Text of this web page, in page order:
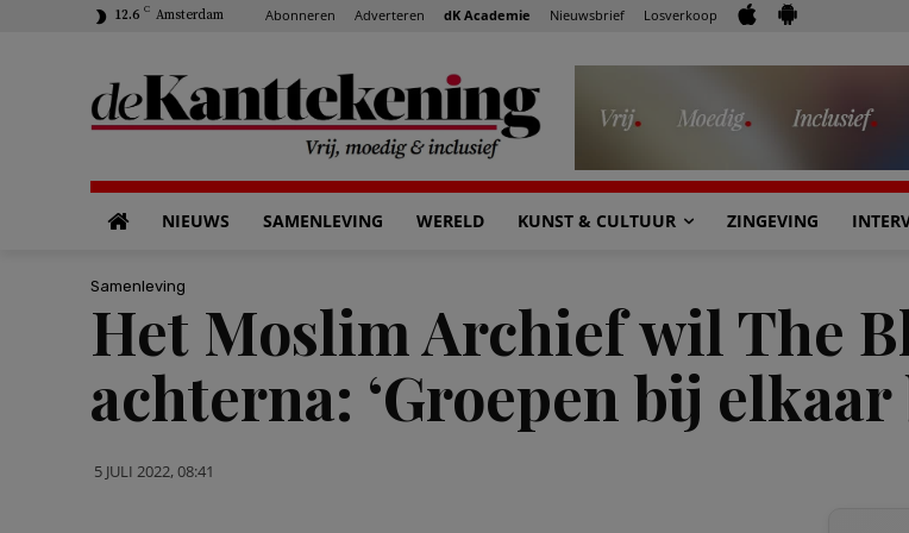
12.6 C Amsterdam Abonneren Adverteren dK Academie Nieuwsbrief Losverkoop
NIEUWS SAMENLEVING WERELD KUNST & CULTUUR ZINGEVING
Samenleving
Het Moslim Archief wil The
achterna: ‘Groepen bij elkaar
5 JULI 2022, 08:41